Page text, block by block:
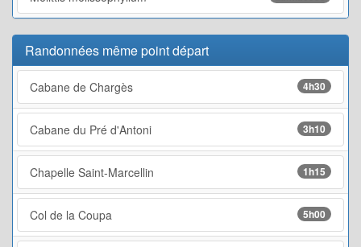
Randonnées même point départ
Cabane de Chargès 4h30
Cabane du Pré d'Antoni 3h10
Chapelle Saint-Marcellin 1h15
Col de la Coupa 5h00